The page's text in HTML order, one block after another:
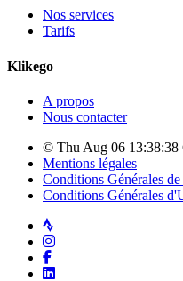
Nos services
Tarifs
Klikego
A propos
Nous contacter
© Thu Aug 06
Mentions légales
Conditions Générales de
Conditions Générales
Strava
Instagram
Facebook
LinkedIn